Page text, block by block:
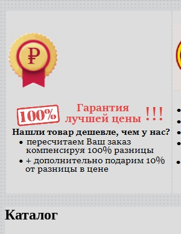
Каталог